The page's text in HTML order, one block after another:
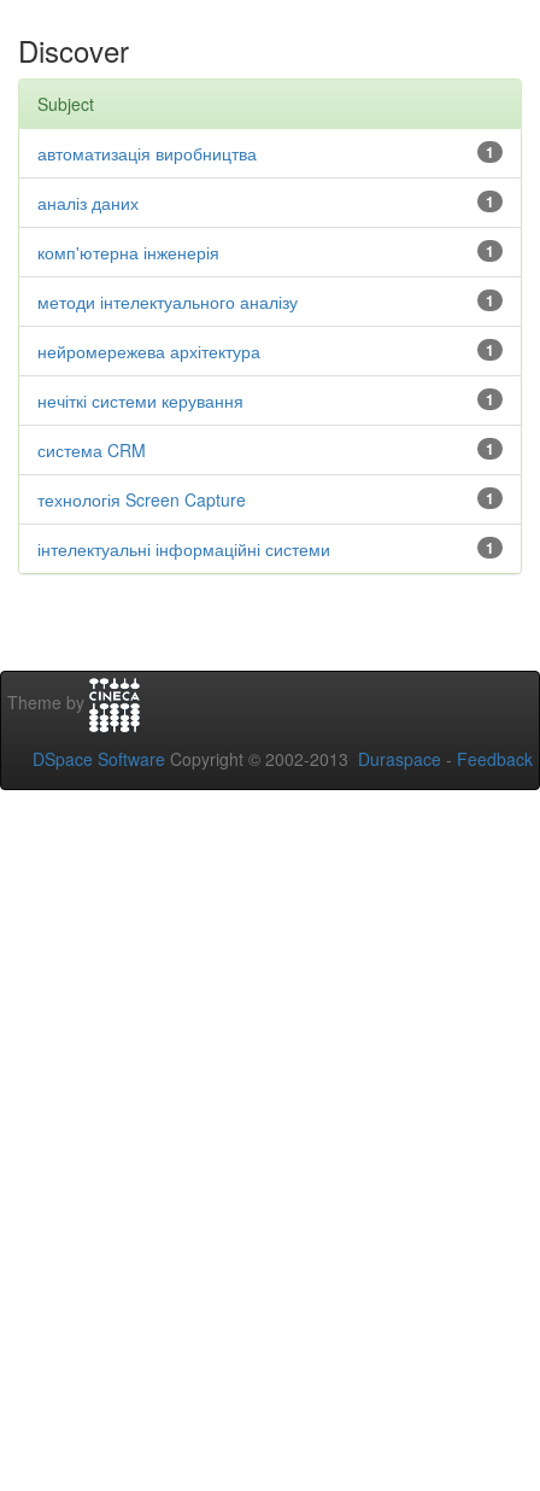
Discover
Subject
1
автоматизація виробництва
1
аналіз даних
1
комп'ютерна інженерія
1
методи інтелектуального аналізу
1
нейромережева архітектура
1
нечіткі системи керування
1
система CRM
1
технологія Screen Capture
1
інтелектуальні інформаційні системи
Theme by
DSpace Software Copyright © 2002-2013 Duraspace - Feedback